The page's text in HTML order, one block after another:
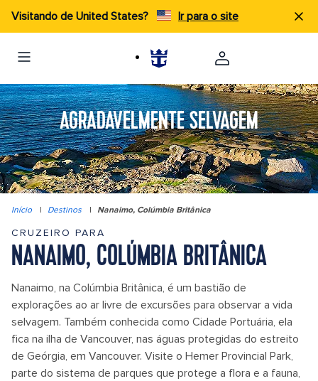
Visitando de United States? Ir para o site
AGRADAVELMENTE SELVAGEM
Início | Destinos | Nanaimo, Colúmbia Britânica
CRUZEIRO PARA
NANAIMO, COLÚMBIA BRITÂNICA
Nanaimo, na Colúmbia Britânica, é um bastião de
explorações ao ar livre de excursões para observar a vida
selvagem. Também conhecida como Cidade Portuária, ela
fica na ilha de Vancouver, nas águas protegidas do estreito
de Geórgia, em Vancouver. Visite o Hemer Provincial Park,
parte do sistema de parques que protege a flora e a fauna,